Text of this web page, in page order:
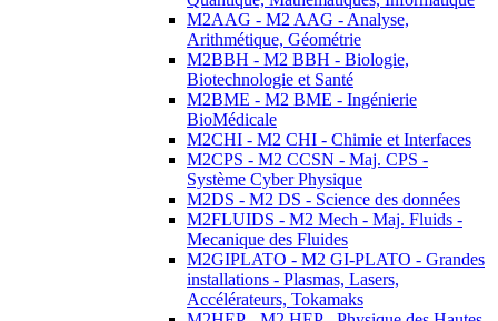
M2AAG - M2 AAG - Analyse,
Arithmétique, Géométrie
M2BBH - M2 BBH - Biologie,
Biotechnologie et Santé
M2BME - M2 BME - Ingénierie
BioMédicale
M2CHI - M2 CHI - Chimie et Interfaces
M2CPS - M2 CCSN - Maj. CPS -
Système Cyber Physique
M2DS - M2 DS - Science des données
M2FLUIDS - M2 Mech - Maj. Fluids -
Mecanique des Fluides
M2GIPLATO - M2 GI-PLATO - Grandes
installations - Plasmas, Lasers,
Accélérateurs, Tokamaks